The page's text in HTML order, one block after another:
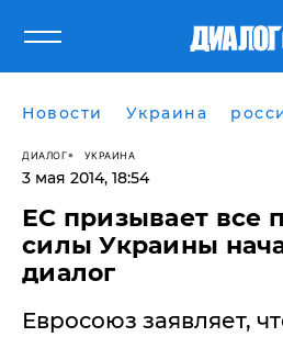
Новости Украина
ДИАЛОГ УКРАИНА
3 мая 2014, 18:54
ЕС призывает все
силы Украины
диалог
Евросоюз заявляет,